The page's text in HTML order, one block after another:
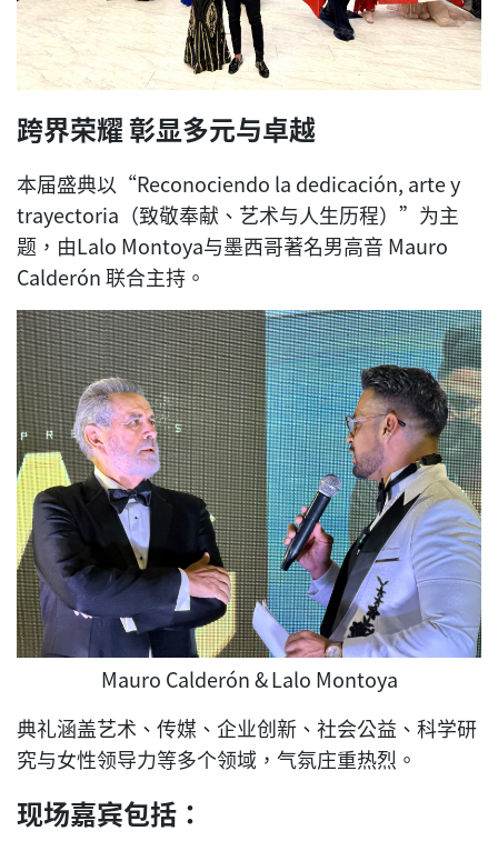
跨界荣耀 彰显多元与卓越
本届盛典以“Reconociendo la dedicación, arte y
trayectoria（致敬奉献、艺术与人生历程）”为主
题，由Lalo Montoya与墨西哥著名男高音 Mauro
Calderón 联合主持。
Mauro Calderón &Lalo Montoya
典礼涵盖艺术、传媒、企业创新、社会公益、科学研
究与女性领导力等多个领域，气氛庄重热烈。
现场嘉宾包括：